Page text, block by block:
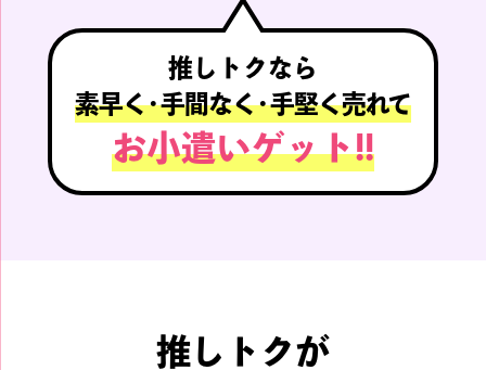
推しトクなら
素早く・手間なく・手堅く売れて
お小遣いゲット!!
推しトクが